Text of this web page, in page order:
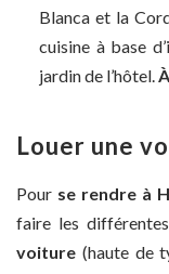
Blanca et la
cuisine à base
jardin de l’hôtel.
Louer une
Pour se rendre à
faire les
voiture (haute de